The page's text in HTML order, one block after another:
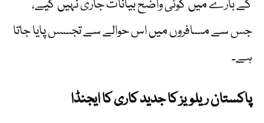
کے بارے میں کوئی واضح بیانات جاری نہیں کیے،
جس سے مسافروں میں اس حوالے سے تجسس پایا جاتا
ہے۔
پاکستان ریلویز کا جدید کاری کا ایجنڈا